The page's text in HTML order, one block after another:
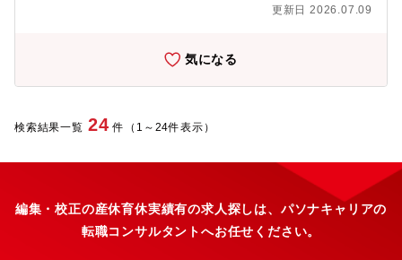
『ハルメク』（シニア女性誌発行部数 第1位 ※日本ABC協会発行
ニーク企業。2023年3月に東証グロース市場に上場。グループ7
編集・ライティングを担当者を募集します。50代からの女性に向
けた誌面や販促物を制作し、事業部の成長戦略を現場から支える
通販誌面制作（企画立案・構成・取材・ライティング・責了）・
ECサイトの販促コンテンツの企画制作・Instagram等SNSの投稿
企画・キャプション作成・商品MD、マーケティングチームと連携
した商品企画・販促企画の立案・読者インタビュー、モニター会
などの実施【この仕事の魅力・やりがい】インナーウェア事業
更新日 2026.07.09
気になる
検索結果一覧 24 件（1～24件表示）
編集・校正の産休育休実績有の求人探しは、パソナキャリアの
転職コンサルタントへお任せください。